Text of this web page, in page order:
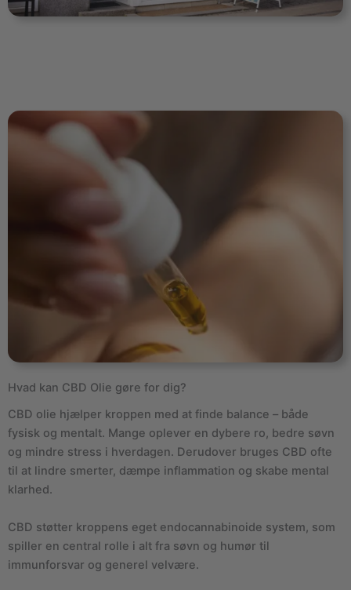
Hvad kan CBD Olie gøre for dig?
CBD olie hjælper kroppen med at finde balance – både
fysisk og mentalt. Mange oplever en dybere ro, bedre søvn
og mindre stress i hverdagen. Derudover bruges CBD ofte
til at lindre smerter, dæmpe inflammation og skabe mental
klarhed.
CBD støtter kroppens eget endocannabinoide system, som
spiller en central rolle i alt fra søvn og humør til
immunforsvar og generel velvære.